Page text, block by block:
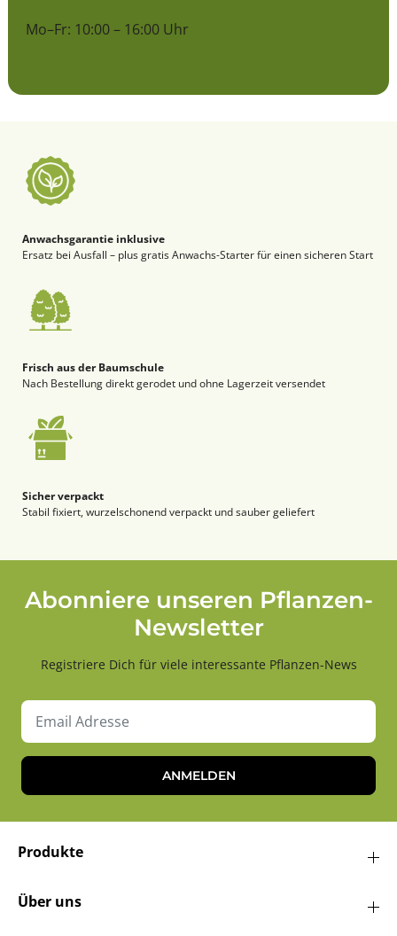
Mo–Fr: 10:00 – 16:00 Uhr
Anwachsgarantie inklusive
Ersatz bei Ausfall – plus gratis Anwachs-Starter für einen sicheren Start
Frisch aus der Baumschule
Nach Bestellung direkt gerodet und ohne Lagerzeit versendet
Sicher verpackt
Stabil fixiert, wurzelschonend verpackt und sauber geliefert
Abonniere unseren Pflanzen-
Newsletter
Registriere Dich für viele interessante Pflanzen-News
ANMELDEN
Produkte
Über uns